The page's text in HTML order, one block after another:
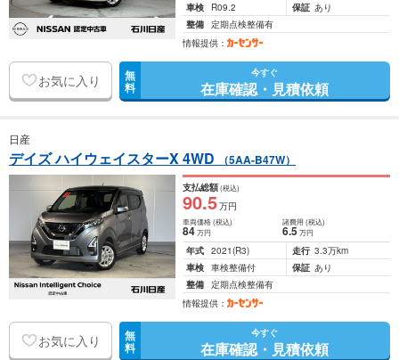
車検
R09.2 保証 あり
整備 定期点検整備有
情報提供：
お気に入り 無
料
今すぐ
在庫確認・見積依頼
日産
デイズ ハイウェイスターX 4WD （5AA-B47W）
支払総額(税込)
90.5万円
車両価格(税込)
84万円
諸費用 (税込)
6.5 万円
年式 2021(R3) 走行 3.3万km
車検 車検整備付 保証 あり
整備 定期点検整備有
情報提供：
お気に入り 無
料
今すぐ
在庫確認・見積依頼